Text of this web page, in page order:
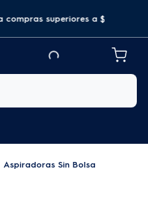
compras superiores a $69.999
Aspiradoras Sin Bolsa